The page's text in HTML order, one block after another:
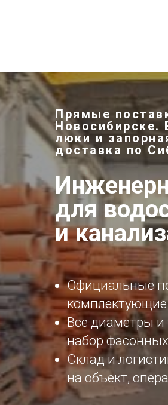
Прямые
Новосибирске.
люки и
доставка по
для
и
Официальные
Все диаметры и
набор
Склад и
на объект,